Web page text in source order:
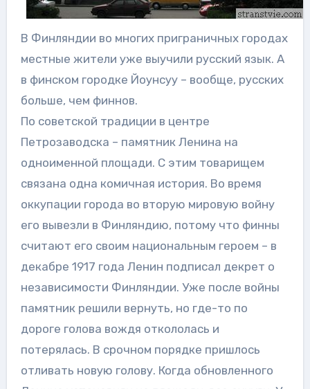
В Финляндии во многих приграничных городах
местные жители уже выучили русский язык. А
в финском городке Йоунсуу – вообще, русских
больше, чем финнов.
По советской традиции в центре
Петрозаводска – памятник Ленина на
одноименной площади. С этим товарищем
связана одна комичная история. Во время
оккупации города во вторую мировую войну
его вывезли в Финляндию, потому что финны
считают его своим национальным героем – в
декабре 1917 года Ленин подписал декрет о
независимости Финляндии. Уже после войны
памятник решили вернуть, но где-то по
дороге голова вождя откололась и
потерялась. В срочном порядке пришлось
отливать новую голову. Когда обновленного